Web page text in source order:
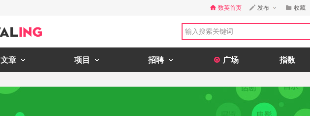
数英首页 发布 收藏
文章 项目 招聘 广场 指数